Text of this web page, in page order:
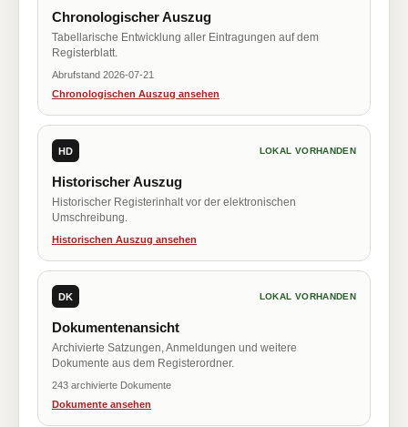
Chronologischer Auszug
Tabellarische Entwicklung aller Eintragungen auf dem
Registerblatt.
Abrufstand 2026-07-21
Chronologischen Auszug ansehen
HD LOKAL VORHANDEN
Historischer Auszug
Historischer Registerinhalt vor der elektronischen
Umschreibung.
Historischen Auszug ansehen
DK LOKAL VORHANDEN
Dokumentenansicht
Archivierte Satzungen, Anmeldungen und weitere
Dokumente aus dem Registerordner.
243 archivierte Dokumente
Dokumente ansehen